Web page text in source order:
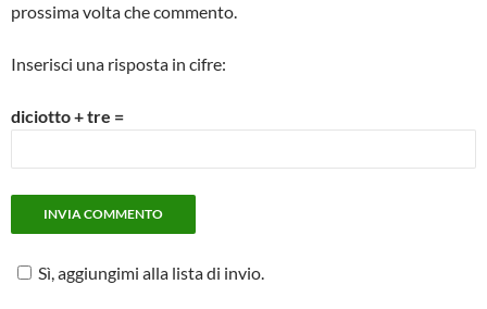
prossima volta che commento.
Inserisci una risposta in cifre:
diciotto + tre =
Sì, aggiungimi alla lista di invio.